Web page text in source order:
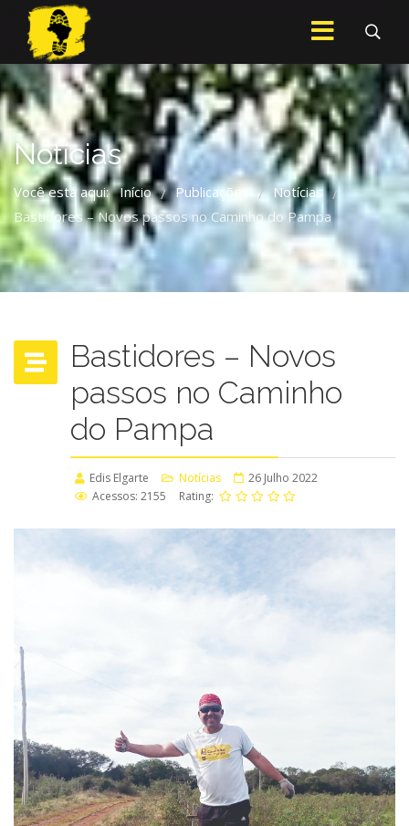
Notícias
Você está aqui: Início / Publicações / Notícias /
Bastidores – Novos passos no Caminho do Pampa
Bastidores – Novos
passos no Caminho
do Pampa
Edis Elgarte Notícias
26 Julho 2022
Acessos: 2155
Rating: